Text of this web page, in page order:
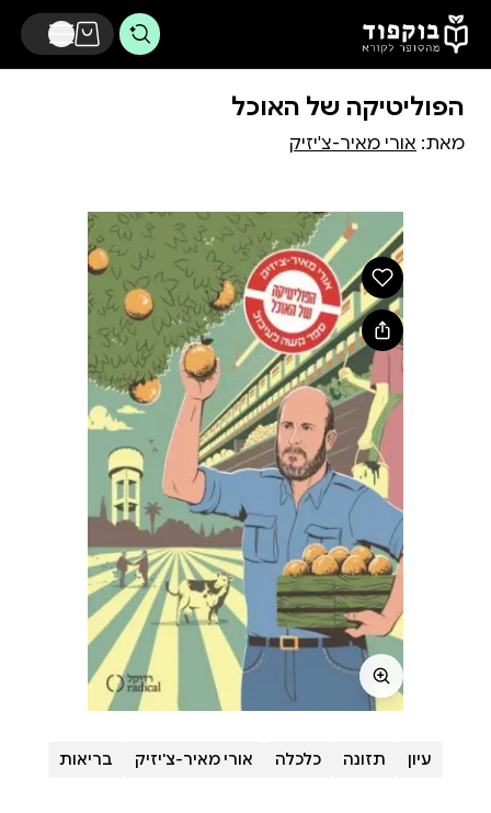
דלג לתוכן הראשי
הפוליטיקה של האוכל
מאת: אורי מאיר-צ'יזיק
עיון תזונה כלכלה אורי מאיר-צ'יזיק בריאות